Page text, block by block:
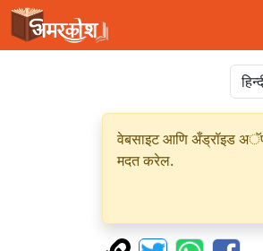
वेबसाइट आणि अँड्रॉइड
मदत करेल.